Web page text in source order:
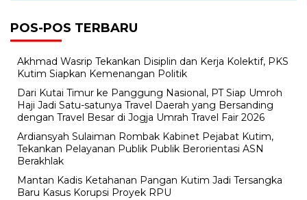
POS-POS TERBARU
Akhmad Wasrip Tekankan Disiplin dan Kerja Kolektif, PKS
Kutim Siapkan Kemenangan Politik
Dari Kutai Timur ke Panggung Nasional, PT Siap Umroh
Haji Jadi Satu-satunya Travel Daerah yang Bersanding
dengan Travel Besar di Jogja Umrah Travel Fair 2026
Ardiansyah Sulaiman Rombak Kabinet Pejabat Kutim,
Tekankan Pelayanan Publik Publik Berorientasi ASN
Berakhlak
Mantan Kadis Ketahanan Pangan Kutim Jadi Tersangka
Baru Kasus Korupsi Proyek RPU